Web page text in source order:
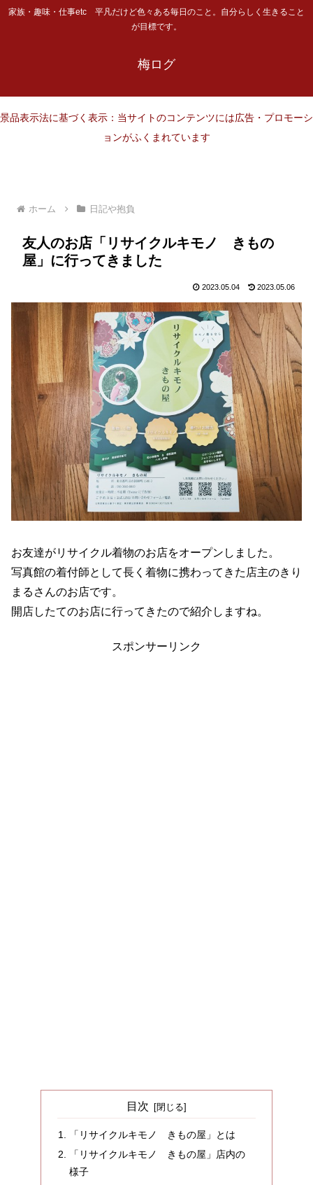
家族・趣味・仕事etc 平凡だけど色々ある毎日のこと。自分らしく生きること
が目標です。
梅ログ
景品表示法に基づく表示：当サイトのコンテンツには広告・プロモーシ
ョンがふくまれています
ホーム 日記や抱負
友人のお店「リサイクルキモノ きもの
屋」に行ってきました
2023.05.04 2023.05.06
お友達がリサイクル着物のお店をオープンしました。
写真館の着付師として長く着物に携わってきた店主のきり
まるさんのお店です。
開店したてのお店に行ってきたので紹介しますね。
スポンサーリンク
目次
「リサイクルキモノ きもの屋」とは
「リサイクルキモノ きもの屋」店内の
様子